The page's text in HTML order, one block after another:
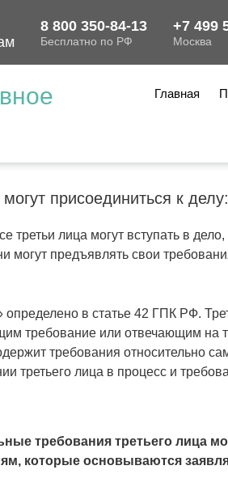
Главная
могут присоединиться к
третьи лица могут вступать в
могут предъявлять свои
определено в статье 42 ГПК РФ.
требование или отвечающим на
требования относительно
третьего лица в процесс и
требования третьего лица
которые основываются